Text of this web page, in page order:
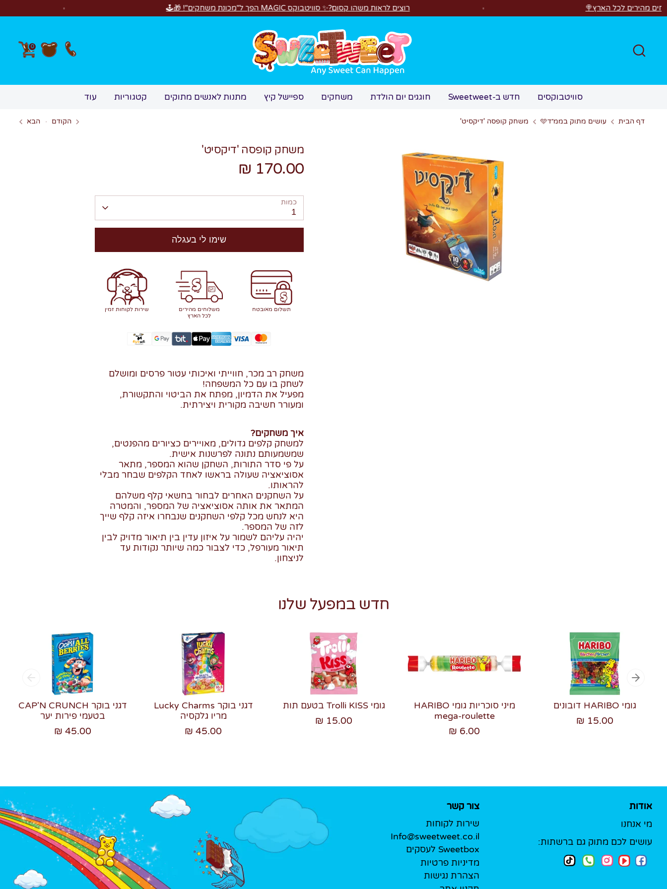
דלגהארץ🍭 רוצים לראות משהו קסום?✨ סוויטבוקס MAGIC הפך ל"מכונת משחקים"! 🎁🕹️
חיפוש 0
סוויטבוקסים חדש ב-Sweetweet חוגגים יום הולדת משחקים ספיישל קיץ מתנות לאנשים מתוקים קטגוריות עוד
דף הבית עושים מתוק בממ״ד🩵 משחק קופסה 'דיקסיט' הקודם הבא
משחק קופסה 'דיקסיט'
170.00 ₪
כמות
1
שימו לי בעגלה
תשלום מאובטח
משלוחים מהירים
לכל הארץ
שירות לקוחות זמין
משחק רב מכר, חווייתי ואיכותי עטור פרסים ומושלם
לשחק בו עם כל המשפחה!
מפעיל את הדמיון, מפתח את הביטוי והתקשורת,
ומעורר חשיבה מקורית ויצירתית.
איך משחקים?
למשחק קלפים גדולים, מאויירים כציורים מהפנטים,
שמשמעותם נתונה לפרשנות אישית.
על פי סדר התורות, השחקן שהוא המספר, מתאר
אסוציאציה שעולה בראשו לאחד הקלפים שבחר מבלי
להראותו.
על השחקנים האחרים לבחור בחשאי קלף משלהם
המתאר את אותה אסוציאציה של המספר, והמטרה
היא לנחש מכל קלפי השחקנים שנבחרו איזה קלף שייך
לזה של המספר.
יהיה עליהם לשמור על איזון עדין בין תיאור מדויק לבין
תיאור מעורפל, כדי לצבור כמה שיותר נקודות עד
לניצחון.
חדש במפעל שלנו
דגני בוקר CAP'N CRUNCH
בטעמי פירות יער
45.00 ₪
דגני בוקר Lucky Charms
מריו גלקסיה
45.00 ₪
גומי Trolli KISS בטעם תות
15.00 ₪
מיני סוכריות גומי HARIBO
mega-roulette
6.00 ₪
גומי HARIBO דובונים
15.00 ₪
אודות
מי אנחנו
עושים לכם מתוק גם ברשתות:
צור קשר
שירות לקוחות
Info@sweetweet.co.il
Sweetbox לעסקים
מדיניות פרטיות
הצהרת נגישות